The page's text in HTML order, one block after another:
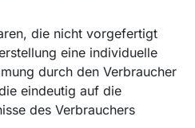
die nicht vorgefertigt
eine individuelle
durch den Verbraucher
eindeutig auf die
des Verbrauchers